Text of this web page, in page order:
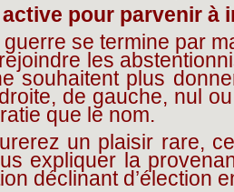
active pour parvenir à
se termine par
les
souhaitent plus
de gauche, nul
que le nom.
un plaisir rare,
expliquer la
déclinant d’élection